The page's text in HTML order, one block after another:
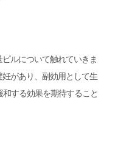
ルについて触れていきま
があり、副効用として生
する効果を期待すること